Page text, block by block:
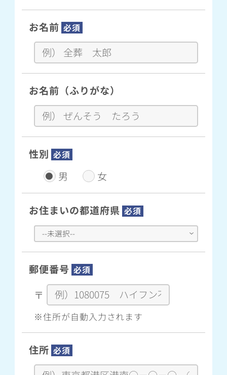
お名前 必須
お名前（ふりがな）
性別 必須
男 女
お住まいの都道府県 必須
郵便番号 必須
〒
※住所が自動入力されます
住所 必須